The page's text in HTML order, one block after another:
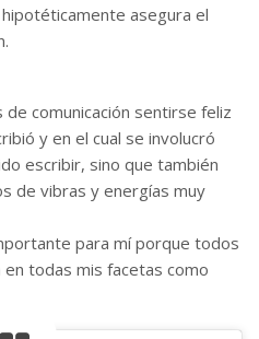
asegura el
comunicación sentirse feliz
y en el cual se involucró
escribir, sino que también
de vibras y energías muy
para mí porque todos
todas mis facetas como